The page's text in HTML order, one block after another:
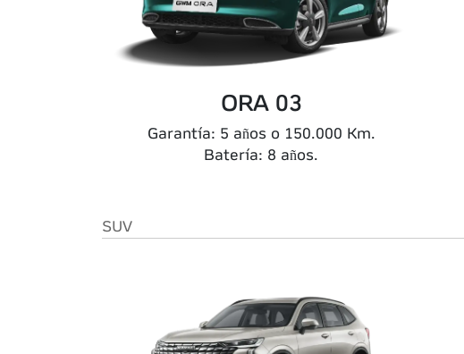
ORA 03
Garantía: 5 años o 150.000 Km.
Batería: 8 años.
SUV